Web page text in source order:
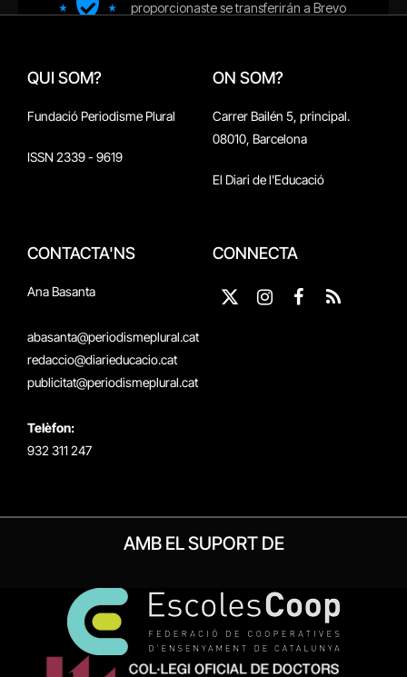
QUI SOM?
Fundació Periodisme Plural
ISSN 2339 - 9619
ON SOM?
Carrer Bailén 5, principal.
08010, Barcelona
El Diari de l'Educació
CONTACTA'NS
Ana Basanta
abasanta@periodismeplural.cat
redaccio@diarieducacio.cat
publicitat@periodismeplural.cat
Telèfon:
932 311 247
CONNECTA
X
Instagram
Facebook
RSS
AMB EL SUPORT DE